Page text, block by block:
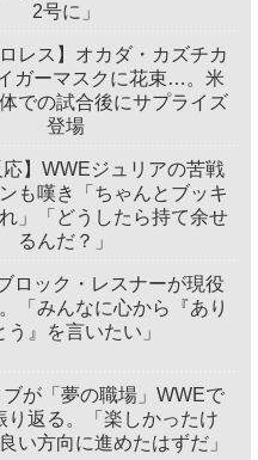
2号に」
ロレス】オカダ・カズチカ
ガーマスクに花束…。米
での試合後にサプライズ
登場
応】WWEジュリアの苦戦
も嘆き「ちゃんとブッキ
」「どうしたら持て余せ
るんだ？」
ロック・レスナーが現役
「みんなに心から『あり
う』を言いたい」
が「夢の職場」WWEで
り返る。「楽しかったけ
い方向に進めたはずだ」